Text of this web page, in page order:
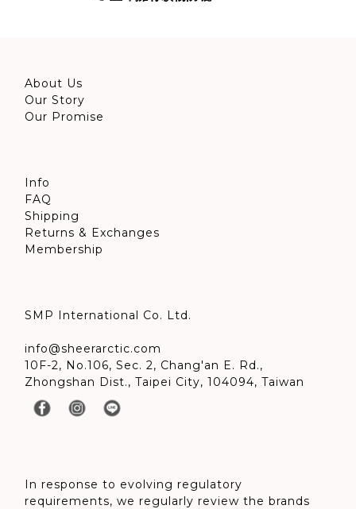
About Us
Our Story
Our Promise
Info
FAQ
Shipping
Returns & Exchanges
Membership
SMP International Co. Ltd.
info@sheerarctic.com
10F-2, No.106, Sec. 2, Chang'an E. Rd.,
Zhongshan Dist., Taipei City, 104094, Taiwan
In response to evolving regulatory
requirements, we regularly review the brands